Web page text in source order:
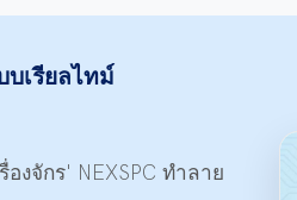
เรียลไทม์
งจักร' NEXSPC ทำลาย